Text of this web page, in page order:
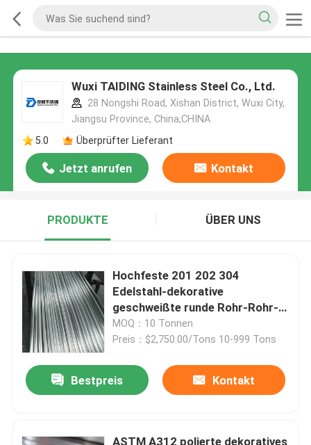
Wuxi TAIDING Stainless Steel Co., Ltd.
28 Nongshi Road, Xishan District, Wuxi City,
Jiangsu Province, China,CHINA
5.0
Überprüfter Lieferant
Jetzt anrufen Kontakt
PRODUKTE ÜBER UNS
Hochfeste 201 202 304
Edelstahl-dekorative
geschweißte runde Rohr-Rohr-
Lieferanten
MOQ：10 Tonnen
Preis：$2,750.00/Tons 10-999 Tons
Bestpreis Kontakt
ASTM A312 polierte dekoratives